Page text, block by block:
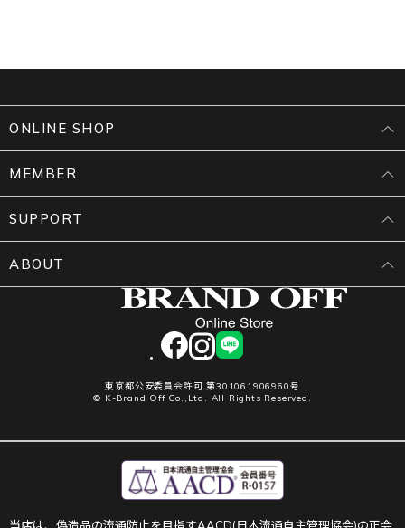
facebookinstagram
LINE
東京都公安委員会許可 第301061906960号
© K-Brand Off Co.,Ltd. All Rights Reserved.
ONLINE SHOP
MEMBER
SUPPORT
ABOUT